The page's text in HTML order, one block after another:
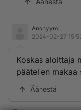
Äänestä
Anonyymi
2024-02-27
Koskas aloittaja
päätellen makaa
Äänestä